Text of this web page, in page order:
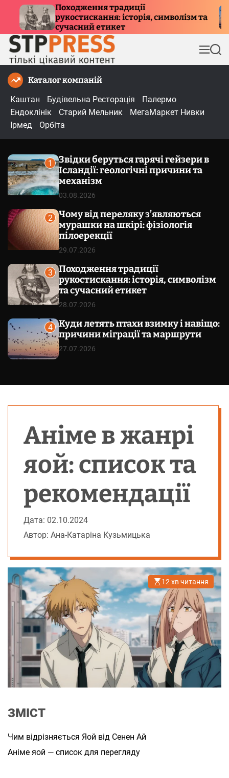
символізм та
Куди летять птахи
причини міграції та
М
е
П
о
Каталог компаній
Каштан
Будівельна Ресторація
Палермо
Ендоклінік
Старий Мельник
МегаМаркет Нивки
Ірмед
Орбіта
1
Звідки беруться гарячі гейзери в
Ісландії: геологічні причини та
механізм
03.08.2026
2
Чому від переляку з’являються
мурашки на шкірі: фізіологія
пілоерекції
29.07.2026
3
Походження традиції
рукостискання: історія, символізм
та сучасний етикет
28.07.2026
4
Куди летять птахи взимку і навіщо:
причини міграції та маршрути
27.07.2026
Аніме в жанрі
яой: список та
рекомендації
Дата: 02.10.2024
Автор: Ана-Катаріна Кузьмицька
О
р
є
н
т
в
н
и
й
а
с
ч
12 хв читання
ЗМІСТ
Чим відрізняється Яой від Сенен Ай
Аніме яой — список для перегляду